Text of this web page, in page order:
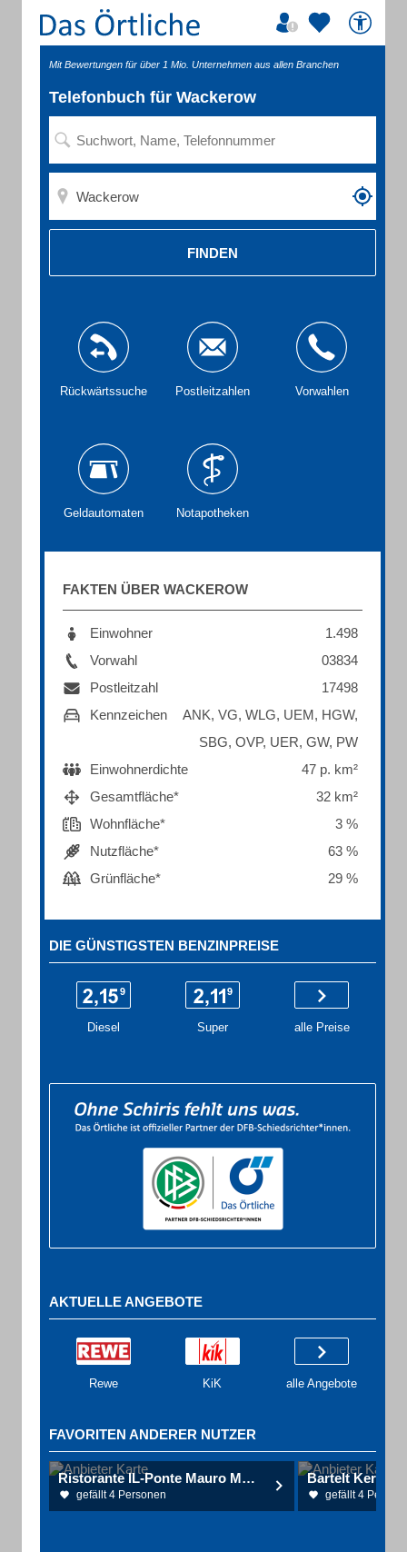
Mit Bewertungen für über 1 Mio. Unternehmen aus allen Branchen
Telefonbuch für Wackerow
FINDEN
Rückwärtssuche Postleitzahlen Vorwahlen
Geldautomaten Notapotheken
FAKTEN ÜBER WACKEROW
Einwohner
1.498
Vorwahl
03834
Postleitzahl
17498
Kennzeichen
ANK, VG, WLG, UEM, HGW,
SBG, OVP, UER, GW, PW
Einwohnerdichte
47 p. km²
Gesamtfläche*
32 km²
Wohnfläche*
3 %
Nutzfläche*
63 %
Grünfläche*
29 %
DIE GÜNSTIGSTEN BENZINPREISE
Diesel Super alle Preise
AKTUELLE ANGEBOTE
Rewe KiK alle Angebote
FAVORITEN ANDERER NUTZER
Ristorante IL-Ponte Mauro Mestria
gefällt 4 Personen
Bartelt Kerstin
gefällt 4